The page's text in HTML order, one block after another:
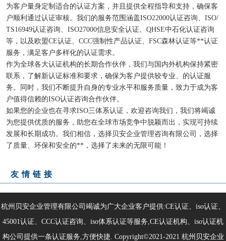
为客户量身定制适合的认证方案，并且提供全程指导和支持，确保客
户顺利通过认证审核。我们的服务范围涵盖ISO22000认证咨询、ISO/
TS16949认证咨询、ISO27000信息安全认证、QHSE中石化认证咨询
等，以及欧盟CE认证、CCC强制性产品认证、FSC森林认证等**认证
服务，满足客户多样化的认证需求。
作为全球各大认证机构的长期合作伙伴，我们与国内外机构保持紧密
联系，了解新认证标准和要求，确保为客户提供较专业、的认证服
务。同时，我们不断提升自身的专业水平和服务质量，致力于成为客
户值得信赖的ISO认证咨询合作伙伴。
如果您的企业也在寻求ISO三体系认证，欢迎咨询我们，我们将竭诚
为您提供优质的服务，助您在全球市场竞争中脱颖而出，实现可持续
发展和长期成功。我们相信，选择贝安企业管理咨询有限公司，选择
了质量、环保和安全的**，选择了未来的无限可能！
友情链接
杭州贝安企业管理有限公司竭诚为广大企业客户提供:CE认证、iso认证、
45001认证、CCC认证咨询、iso体系认证等服务,CE认证机构、iso认证机
构公司提供一条认证服务,方便快捷. Copyright©2021-2021 杭州贝安企业